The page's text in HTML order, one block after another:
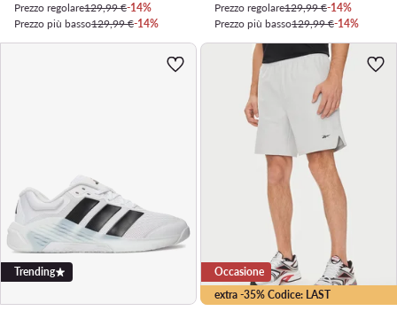
Prezzo regolare129,99 €-14%
Prezzo più basso129,99 €-14%
Prezzo regolare129,99 €-14%
Prezzo più basso129,99 €-14%
Trending
extra -35% Codice: LAST
Occasione